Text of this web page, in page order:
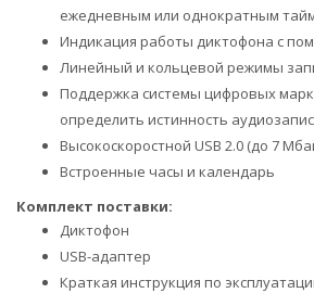
ежедневным или однократным
Индикация работы диктофона с
Линейный и кольцевой режимы
Поддержка системы цифровых
определить истинность
Высокоскоростной USB 2.0 (до 7
Встроенные часы и календарь
Комплект поставки:
Диктофон
USB-адаптер
Краткая инструкция по